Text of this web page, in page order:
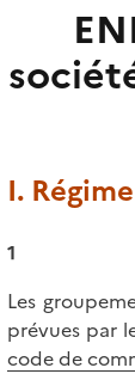
I.
1
Les
prévues par
code de